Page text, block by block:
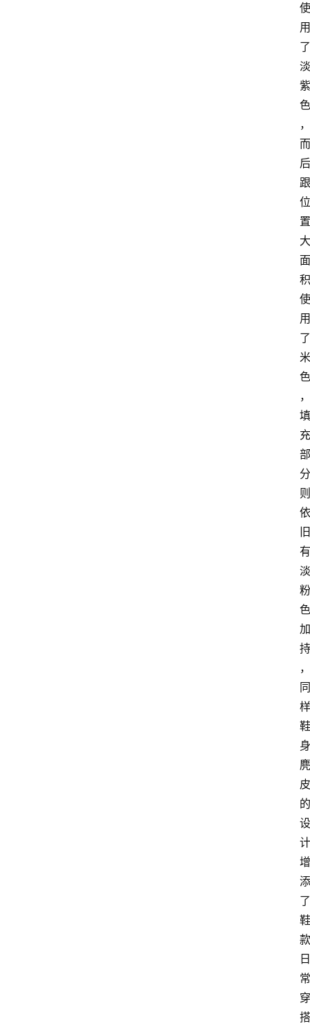
使
用
了
淡
紫
色
，
而
后
跟
位
置
大
面
积
使
用
了
米
色
，
填
充
部
分
则
依
旧
有
淡
粉
色
加
持
，
同
样
鞋
身
麂
皮
的
设
计
增
添
了
鞋
款
日
常
穿
搭